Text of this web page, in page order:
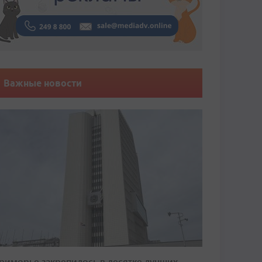
Важные новости